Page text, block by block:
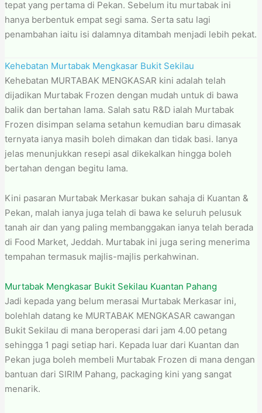
tepat yang pertama di Pekan. Sebelum itu murtabak ini
hanya berbentuk empat segi sama. Serta satu lagi
penambahan iaitu isi dalamnya ditambah menjadi lebih pekat.
Kehebatan Murtabak Mengkasar Bukit Sekilau
Kehebatan MURTABAK MENGKASAR kini adalah telah
dijadikan Murtabak Frozen dengan mudah untuk di bawa
balik dan bertahan lama. Salah satu R&D ialah Murtabak
Frozen disimpan selama setahun kemudian baru dimasak
ternyata ianya masih boleh dimakan dan tidak basi. Ianya
jelas menunjukkan resepi asal dikekalkan hingga boleh
bertahan dengan begitu lama.
Kini pasaran Murtabak Merkasar bukan sahaja di Kuantan &
Pekan, malah ianya juga telah di bawa ke seluruh pelusuk
tanah air dan yang paling membanggakan ianya telah berada
di Food Market, Jeddah. Murtabak ini juga sering menerima
tempahan termasuk majlis-majlis perkahwinan.
Murtabak Mengkasar Bukit Sekilau Kuantan Pahang
Jadi kepada yang belum merasai Murtabak Merkasar ini,
bolehlah datang ke MURTABAK MENGKASAR cawangan
Bukit Sekilau di mana beroperasi dari jam 4.00 petang
sehingga 1 pagi setiap hari. Kepada luar dari Kuantan dan
Pekan juga boleh membeli Murtabak Frozen di mana dengan
bantuan dari SIRIM Pahang, packaging kini yang sangat
menarik.